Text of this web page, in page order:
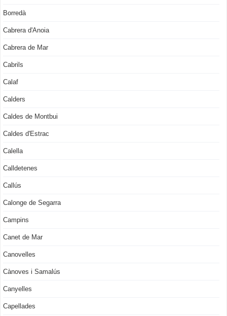
Borredà
Cabrera d'Anoia
Cabrera de Mar
Cabrils
Calaf
Calders
Caldes de Montbui
Caldes d'Estrac
Calella
Calldetenes
Callús
Calonge de Segarra
Campins
Canet de Mar
Canovelles
Cànoves i Samalús
Canyelles
Capellades